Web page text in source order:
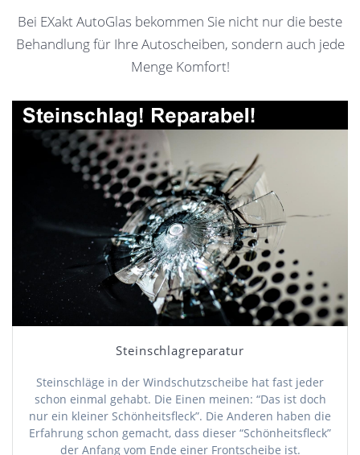
Bei EXakt AutoGlas bekommen Sie nicht nur die beste
Behandlung für Ihre Autoscheiben, sondern auch jede
Menge Komfort!
Steinschlagreparatur
Steinschläge in der Windschutzscheibe hat fast jeder
schon einmal gehabt. Die Einen meinen: “Das ist doch
nur ein kleiner Schönheitsfleck”. Die Anderen haben die
Erfahrung schon gemacht, dass dieser “Schönheitsfleck”
der Anfang vom Ende einer Frontscheibe ist.